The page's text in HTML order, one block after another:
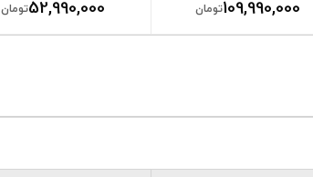
109,990,000تومان 52,990,000تومان